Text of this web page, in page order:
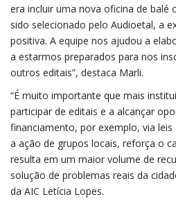
era incluir uma nova oficina de balé
sido selecionado pelo Audioetal, a
positiva. A equipe nos ajudou a
a estarmos preparados para nos
outros editais”, destaca Marli.
“É muito importante que mais
participar de editais e a alcançar
financiamento, por exemplo, via
a ação de grupos locais, reforça o
resulta em um maior volume de
solução de problemas reais da
da AIC Letícia Lopes.